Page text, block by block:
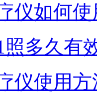
仪如何使
照多久有
仪使用方